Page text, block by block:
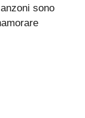
sono